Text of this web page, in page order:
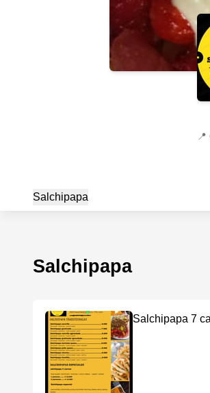
📍
Salchipapa
Salchipapa
Salchipapa 7